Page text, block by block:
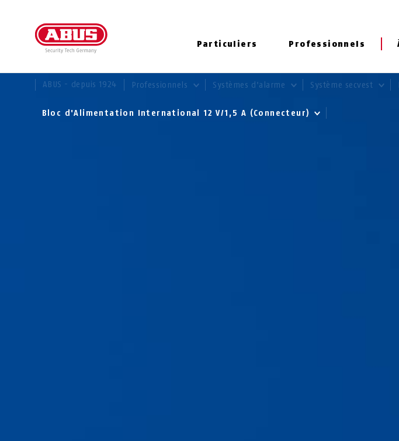
Particuliers Professionnels
VOUS ÊTES ICI:
ABUS - depuis 1924 Professionnels Systèmes d'alarme Système secvest
Bloc d'Alimentation International 12 V/1,5 A (Connecteur)